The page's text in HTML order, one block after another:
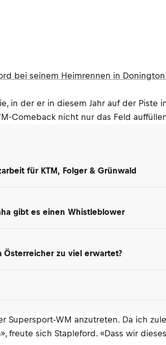
bei seinem Heimrennen in
in der er in diesem Jahr auf der
Comeback nicht nur das Feld
für KTM, Folger & Grünwald
gibt es einen Whistleblower
Österreicher zu viel erwartet?
WM anzutreten. Da ich
sich Stapleford. «Dass wir